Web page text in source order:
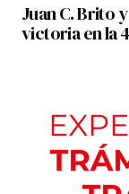
Juan C. Brito
victoria en la